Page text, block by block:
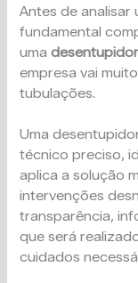
Antes de analisar
fundamental
uma
empresa vai
tubulações.
Uma
técnico preciso,
aplica a solução
intervenções
transparência,
que será
cuidados